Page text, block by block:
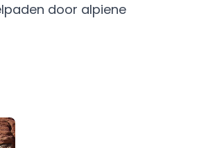
door alpiene